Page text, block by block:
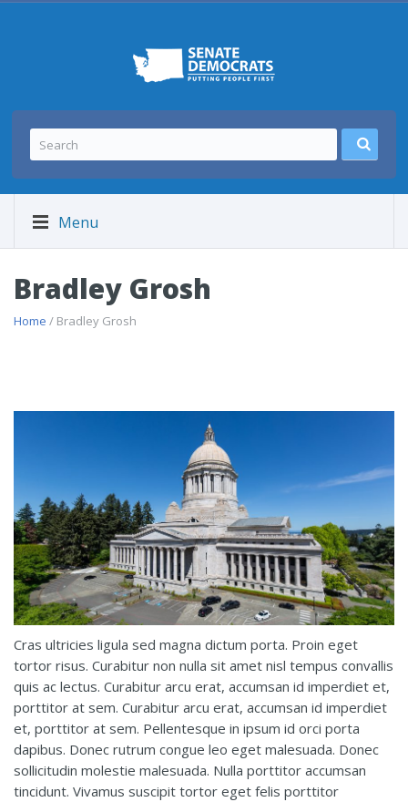
Menu
Bradley Grosh
Home / Bradley Grosh
Cras ultricies ligula sed magna dictum porta. Proin eget
tortor risus. Curabitur non nulla sit amet nisl tempus convallis
quis ac lectus. Curabitur arcu erat, accumsan id imperdiet et,
porttitor at sem. Curabitur arcu erat, accumsan id imperdiet
et, porttitor at sem. Pellentesque in ipsum id orci porta
dapibus. Donec rutrum congue leo eget malesuada. Donec
sollicitudin molestie malesuada. Nulla porttitor accumsan
tincidunt. Vivamus suscipit tortor eget felis porttitor